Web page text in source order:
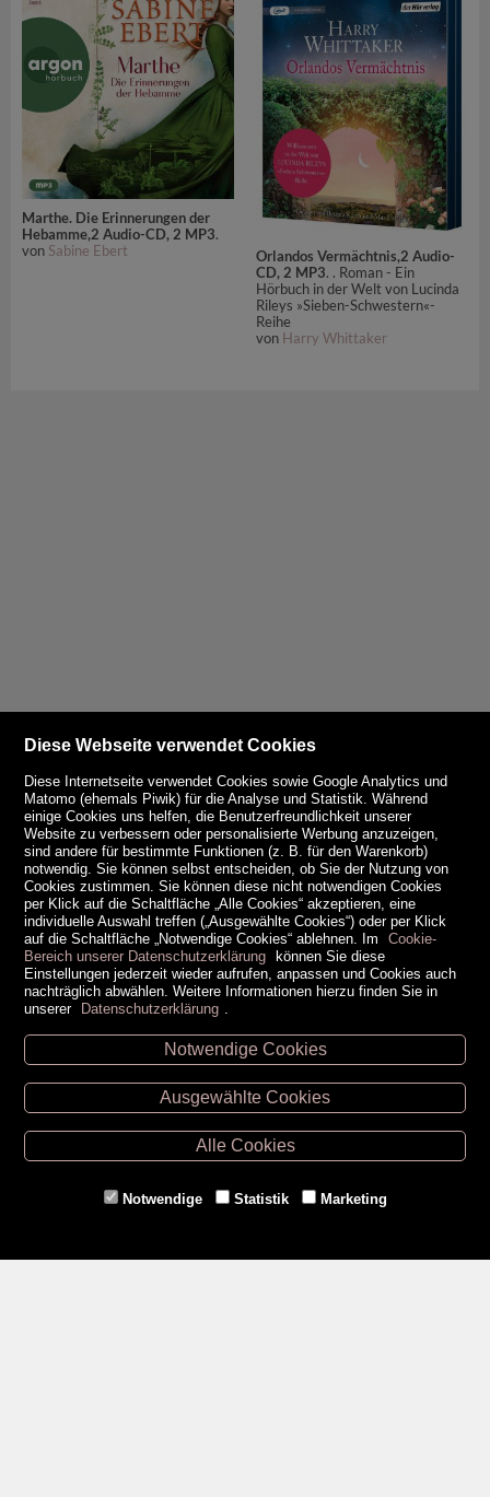
Marthe. Die Erinnerungen der
Hebamme,2 Audio-CD, 2 MP3.
von Sabine Ebert
Orlandos Vermächtnis,2 Audio-
CD, 2 MP3. . Roman - Ein
Hörbuch in der Welt von Lucinda
Rileys »Sieben-Schwestern«-
Reihe
von Harry Whittaker
Unsere Öffnungszeiten
Retz -02942/20433
Hollabrunn -02952/30057
Eggenburg -02984/3836
Gmünd -
Diese Webseite verwendet Cookies
Diese Internetseite verwendet Cookies sowie Google Analytics und
Matomo (ehemals Piwik) für die Analyse und Statistik. Während
einige Cookies uns helfen, die Benutzerfreundlichkeit unserer
Website zu verbessern oder personalisierte Werbung anzuzeigen,
sind andere für bestimmte Funktionen (z. B. für den Warenkorb)
notwendig. Sie können selbst entscheiden, ob Sie der Nutzung von
Cookies zustimmen. Sie können diese nicht notwendigen Cookies
per Klick auf die Schaltfläche „Alle Cookies“ akzeptieren, eine
individuelle Auswahl treffen („Ausgewählte Cookies“) oder per Klick
auf die Schaltfläche „Notwendige Cookies“ ablehnen. Im
Cookie-
Bereich unserer Datenschutzerklärung können Sie diese
Einstellungen jederzeit wieder aufrufen, anpassen und Cookies auch
nachträglich abwählen. Weitere Informationen hierzu finden Sie in
unserer Datenschutzerklärung
Notwendige Cookies
Ausgewählte Cookies
Alle Cookies
Notwendige Statistik Marketing